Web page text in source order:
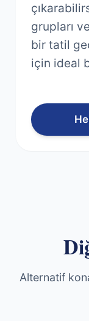
grupları
bir tatil
için ideal
Alternatif